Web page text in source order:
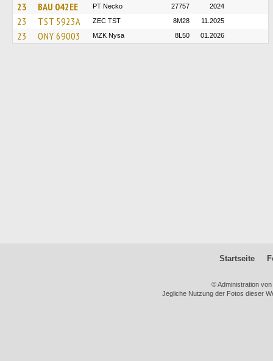
23 BAU 042EE PT Necko 27757 2024
23 TST 5923A ZEC TST 8M28 11.2025
23 ONY 69003 MZK Nysa 8L50 01.2026
Startseite
© Administration
Jegliche Nutzung der Fotos dieser